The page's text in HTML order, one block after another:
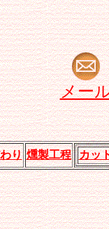
メー
り 燻製工程 カッ